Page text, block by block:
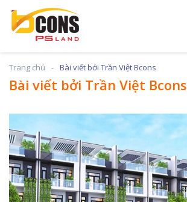
Trang chủ Bài viết bởi Trần Việt Bcons
Bài viết bởi Trần Việt Bcons